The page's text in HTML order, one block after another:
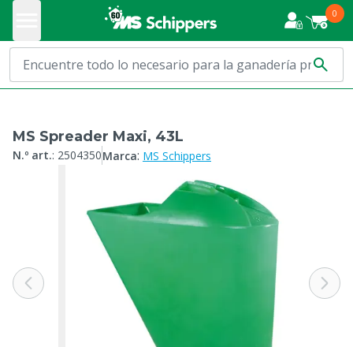
0
MS Spreader Maxi, 43L
N.º art.: 2504350Marca: MS Schippers